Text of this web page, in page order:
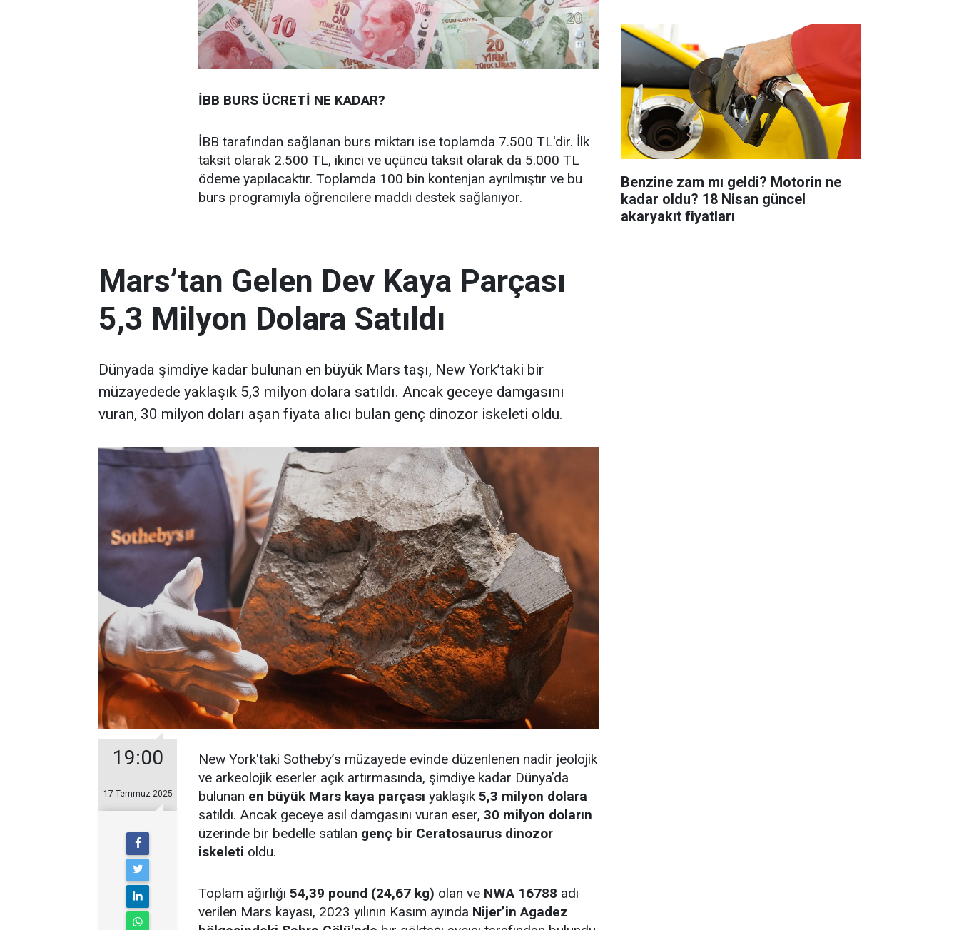
İBB BURS ÜCRETİ NE KADAR?
İBB tarafından sağlanan burs miktarı ise toplamda 7.500 TL'dir. İlk
taksit olarak 2.500 TL, ikinci ve üçüncü taksit olarak da 5.000 TL
ödeme yapılacaktır. Toplamda 100 bin kontenjan ayrılmıştır ve bu
burs programıyla öğrencilere maddi destek sağlanıyor.
Mars’tan Gelen Dev Kaya Parçası
5,3 Milyon Dolara Satıldı
Dünyada şimdiye kadar bulunan en büyük Mars taşı, New York’taki bir
müzayedede yaklaşık 5,3 milyon dolara satıldı. Ancak geceye damgasını
vuran, 30 milyon doları aşan fiyata alıcı bulan genç dinozor iskeleti oldu.
19:00
17 Temmuz 2025
New York'taki Sotheby’s müzayede evinde düzenlenen nadir jeolojik
ve arkeolojik eserler açık artırmasında, şimdiye kadar Dünya’da
bulunan en büyük Mars kaya parçası yaklaşık 5,3 milyon dolara
satıldı. Ancak geceye asıl damgasını vuran eser, 30 milyon doların
üzerinde bir bedelle satılan genç bir Ceratosaurus dinozor
iskeleti oldu.
Toplam ağırlığı 54,39 pound (24,67 kg) olan ve NWA 16788 adı
verilen Mars kayası, 2023 yılının Kasım ayında Nijer’in Agadez
Benzine zam mı geldi? Motorin ne
kadar oldu? 18 Nisan güncel
akaryakıt fiyatları